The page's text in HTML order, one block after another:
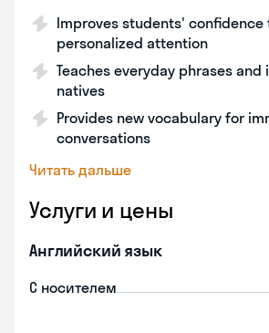
Improves students' confidence
personalized attention
Teaches everyday phrases and
natives
Provides new vocabulary for
conversations
Читать дальше
Услуги и цены
Английский язык
С носителем